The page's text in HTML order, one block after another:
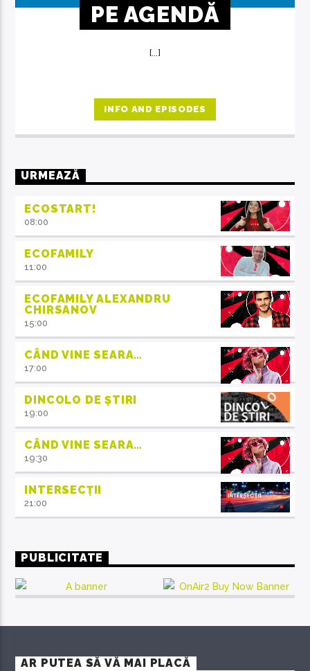
PE AGENDĂ
[...]
INFO AND EPISODES
URMEAZĂ
ECOSTART!
08:00
ECOFAMILY
11:00
ECOFAMILY ALEXANDRU
CHIRSANOV
15:00
CÂND VINE SEARA…
17:00
DINCOLO DE ȘTIRI
19:00
CÂND VINE SEARA…
19:30
INTERSECȚII
21:00
PUBLICITATE
AR PUTEA SĂ VĂ MAI PLACĂ